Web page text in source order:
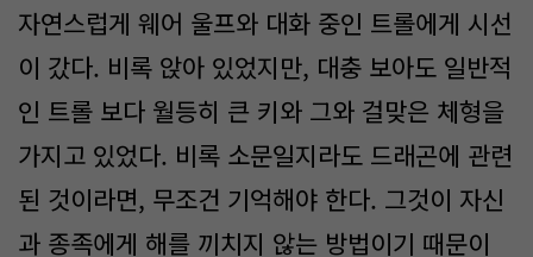
자연스럽게 웨어 울프와 대화 중인 트롤에게 시선
이 갔다. 비록 앉아 있었지만, 대충 보아도 일반적
인 트롤 보다 월등히 큰 키와 그와 걸맞은 체형을
가지고 있었다. 비록 소문일지라도 드래곤에 관련
된 것이라면, 무조건 기억해야 한다. 그것이 자신
과 종족에게 해를 끼치지 않는 방법이기 때문이